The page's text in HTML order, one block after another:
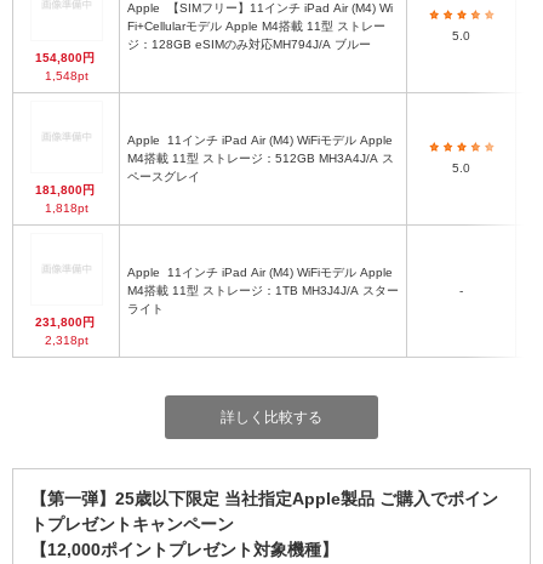
154,800円
1,548pt
Apple
Fi+Cellularモデル Apple M4搭載 11型 ストレー
ジ：128GB eSIMのみ対応MH794J/A ブルー
5.0
181,800円
1,818pt
Apple
M4搭載 11型 ストレージ：512GB MH3A4J/A ス
ペースグレイ
5.0
231,800円
2,318pt
Apple
M4搭載 11型 ストレージ：1TB MH3J4J/A スター
ライト
-
詳しく比較する
【第一弾】25歳以下限定 当社指定Apple製品 ご購入でポイン
トプレゼントキャンペーン
【12,000ポイントプレゼント対象機種】